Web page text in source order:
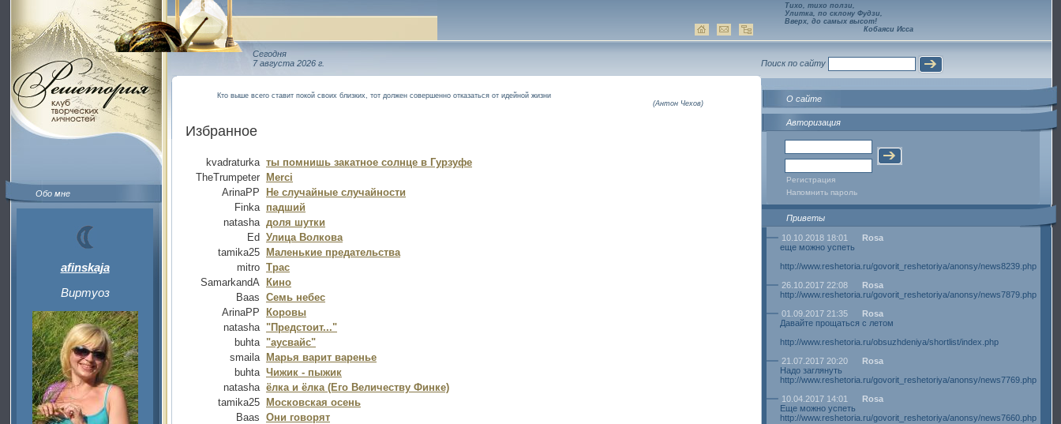
Обо мне
afinskaja
Виртуоз
Сегодня
7 августа 2026 г.
Кто выше всего ставит покой своих близких, тот должен совершенно отказаться от идейной жизни
(Антон Чехов)
Избранное
kvadraturka ты помнишь закатное солнце в Гурзуфе
TheTrumpeter
Merci
ArinaPP
Не случайные случайности
Finka падший
natasha доля шутки
Ed Улица Волкова
tamika25
Маленькие предательства
mitro Трас
SamarkandA
Кино
Baas Семь небес
ArinaPP
Коровы
natasha "Предстоит..."
buhta "аусвайс"
smaila Марья варит варенье
buhta Чижик - пыжик
natasha ёлка и ёлка (Его Величеству Финке)
tamika25
Московская осень
Baas Они говорят
Тихо, тихо ползи,
Улитка, по склону Фудзи,
Вверх, до самых высот!
Кобаяси Исса
Поиск по сайту
О сайте
Авторизация
Регистрация
Напомнить пароль
Приветы
10.10.2018 18:01
Rosa
еще можно успеть
http://www.reshetoria.ru/govorit_reshetoriya/anonsy/news8239.php
26.10.2017 22:08
Rosa
http://www.reshetoria.ru/govorit_reshetoriya/anonsy/news7879.php
01.09.2017 21:35
Rosa
Давайте прощаться с летом
http://www.reshetoria.ru/obsuzhdeniya/shortlist/index.php
21.07.2017 20:20
Rosa
Надо заглянуть
http://www.reshetoria.ru/govorit_reshetoriya/anonsy/news7769.php
10.04.2017 14:01
Rosa
Еще можно успеть
http://www.reshetoria.ru/govorit_reshetoriya/anonsy/news7660.php